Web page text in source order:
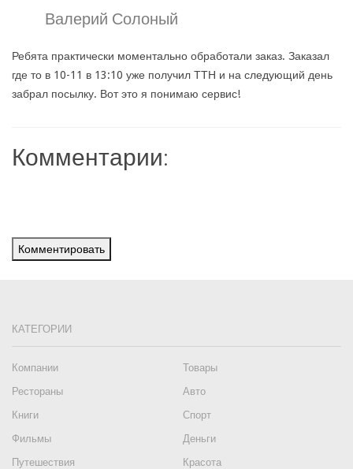
Валерий Солоный
Ребята практически моментально обработали заказ. Заказал
где то в 10-11 в 13:10 уже получил ТТН и на следующий день
забрал посылку. Вот это я понимаю сервис!
Комментарии:
Комментировать
КАТЕГОРИИ
Компании
Товары
Рестораны
Авто
Книги
Спорт
Фильмы
Деньги
Путешествия
Красота